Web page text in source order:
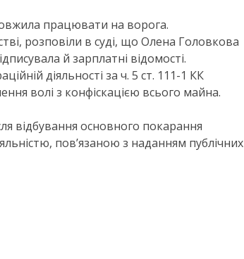
працювати на ворога.
розповіли в суді, що Олена Головкова
й зарплатні відомості.
діяльності за ч. 5 ст. 111-1 КК
волі з конфіскацією всього майна.
відбування основного покарання
повʼязаною з наданням публічних